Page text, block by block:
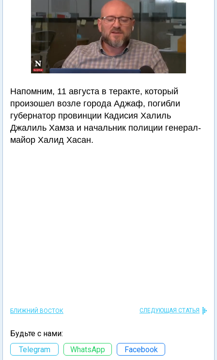
Напомним, 11 августа в теракте, который
произошел возле города Аджаф, погибли
губернатор провинции Кадисия Халиль
Джалиль Хамза и начальник полиции генерал-
майор Халид Хасан.
БЛИЖНИЙ ВОСТОК СЛЕДУЮЩАЯ СТАТЬЯ
Будьте с нами:
Telegram
WhatsApp Facebook